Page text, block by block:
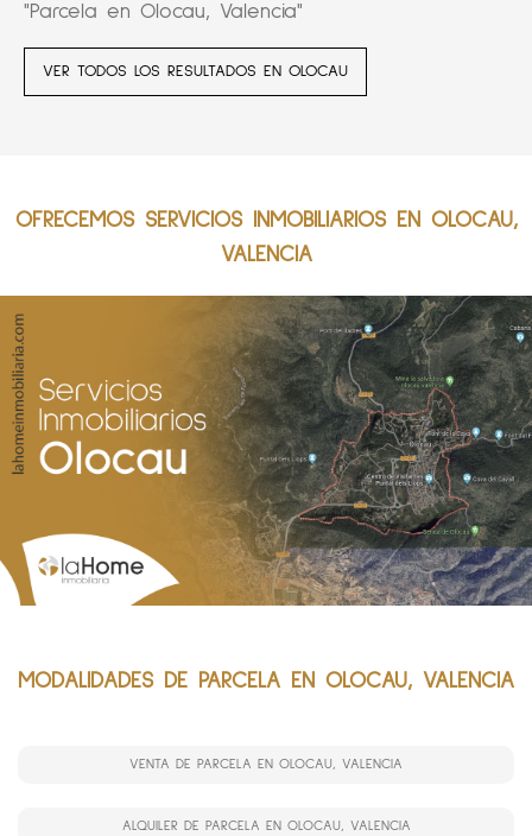
"Parcela en Olocau, Valencia"
VER TODOS LOS RESULTADOS EN OLOCAU
OFRECEMOS SERVICIOS INMOBILIARIOS EN OLOCAU,
VALENCIA
MODALIDADES DE PARCELA EN OLOCAU, VALENCIA
VENTA DE PARCELA EN OLOCAU, VALENCIA
ALQUILER DE PARCELA EN OLOCAU, VALENCIA